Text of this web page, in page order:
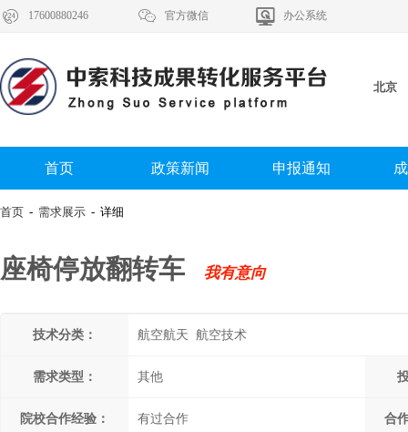
 17600880246  官方微信  办公系统
北京
首页 政策新闻 申报通知
首页 - 需求展示 - 详细
座椅停放翻转车 我有意向
技术分类： 航空航天 航空技术
需求类型： 其他
院校合作经验： 有过合作 合